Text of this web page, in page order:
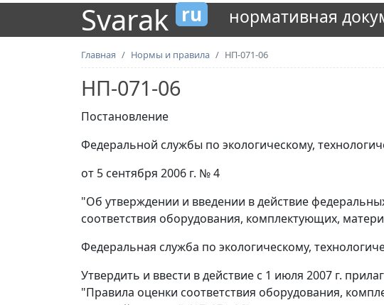
Svarak ru нормативная
Главная Нормы и правила НП-071-06
НП-071-06
Постановление
Федеральной службы по экологическому,
от 5 сентября 2006 г. № 4
"Об утверждении и введении в действие
соответствия оборудования, комплектующих,
Федеральная служба по экологическому,
Утвердить и ввести в действие с 1 июля 2007 г.
"Правила оценки соответствия оборудования,